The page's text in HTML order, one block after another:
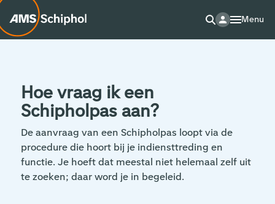
Menu
Hoe vraag ik een
Schipholpas aan?
De aanvraag van een Schipholpas loopt via de
procedure die hoort bij je indiensttreding en
functie. Je hoeft dat meestal niet helemaal zelf uit
te zoeken; daar word je in begeleid.